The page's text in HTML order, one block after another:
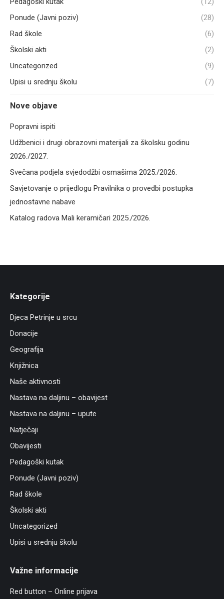
Ponude (Javni poziv)
(28)
Rad škole
(6)
Školski akti
(2)
Uncategorized
(9)
Upisi u srednju školu
(7)
Nove objave
Popravni ispiti
Udžbenici i drugi obrazovni materijali za školsku godinu
2026./2027.
Svečana podjela svjedodžbi osmašima 2025./2026.
Savjetovanje o prijedlogu Pravilnika o provedbi postupka
jednostavne nabave
Katalog radova Mali keramičari 2025./2026.
Kategorije
Djeca Petrinje u srcu
Donacije
Geografija
Knjižnica
Naše aktivnosti
Nastava na daljinu – obavijest
Nastava na daljinu – upute
Natječaji
Obavijesti
Pedagoški kutak
Ponude (Javni poziv)
Rad škole
Školski akti
Uncategorized
Upisi u srednju školu
Važne informacije
Red button – Online prijava